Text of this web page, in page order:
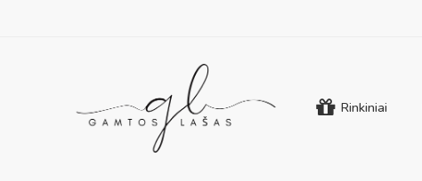
Rinkiniai